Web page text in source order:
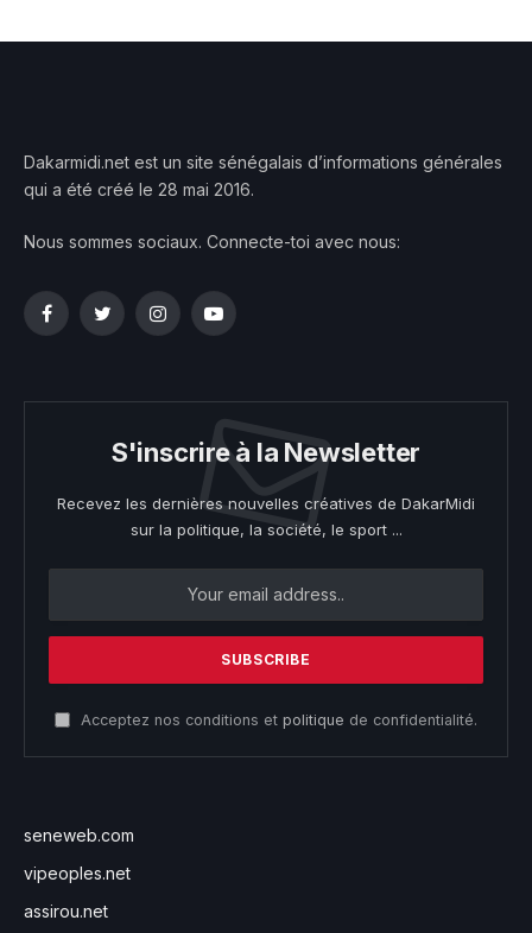
Dakarmidi.net est un site sénégalais d’informations générales
qui a été créé le 28 mai 2016.
Nous sommes sociaux. Connecte-toi avec nous:
FacebookTwitterInstagramYouTube
S'inscrire à la Newsletter
Recevez les dernières nouvelles créatives de DakarMidi
sur la politique, la société, le sport ...
Acceptez nos conditions et politique de confidentialité.
seneweb.com
vipeoples.net
assirou.net